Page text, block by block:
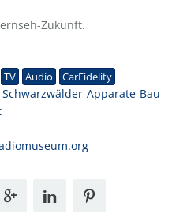
Zukunft.
TV Audio CarFidelity
Schwarzwälder-Apparate-Bau-